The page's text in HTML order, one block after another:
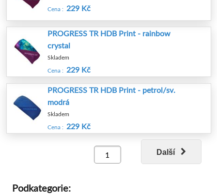
Cena : 229 Kč
PROGRESS TR HDB Print - rainbow
crystal
Skladem
Cena : 229 Kč
PROGRESS TR HDB Print - petrol/sv.
modrá
Skladem
Cena : 229 Kč
Další
Podkategorie: